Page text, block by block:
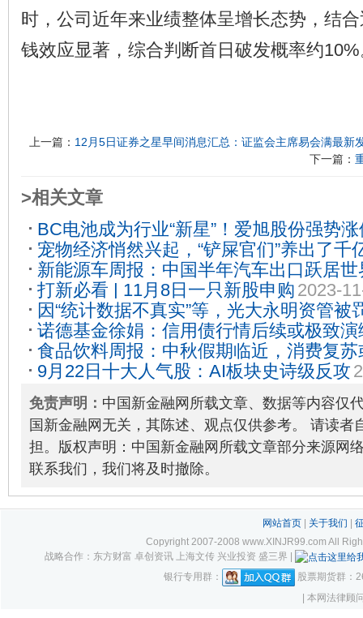
时，公司近年来业绩整体呈增长态势，结
钱效应显著，综合判断首日破发概率约
上一篇： 12月5日证券之星早间消息汇总：证监会主席易会满最新
下一篇：
>相关文章
BC电池成为行业“新星”！爱旭股份强势
宠物经济悄然兴起，“铲屎官们”养出了千
06
新能源车周报：中国半年汽车出口跃居
车“砸”了汽修人饭碗？2023-08-25
打新必看 | 11月8日一只新股申购 2023-
因“统计数据不真实”等，光大永明资管被
07
诺德基金徐娟：信用债行情后续或极致
构性机会2023-08-25
食品饮料周报：中秋假期临近，消费复苏
9月22日十大人气股：AI板块史诗级反攻
免责声明： 中国新金融网所载文章、数据等内容仅
国新金融网无关，其陈述、观点仅供参考。 请读者
担。版权声明：中国新金融网所载文章部分来源网
联系我们，我们将及时撤除。
网站首页| 关于我们
Copyright 2007-2008 www.XINJR99.com All
战略合作：东方财富 卓创资讯 上海文传 兴业投资 盛三界 |
银行专用群：
股票期货群：
| 本网法律顾